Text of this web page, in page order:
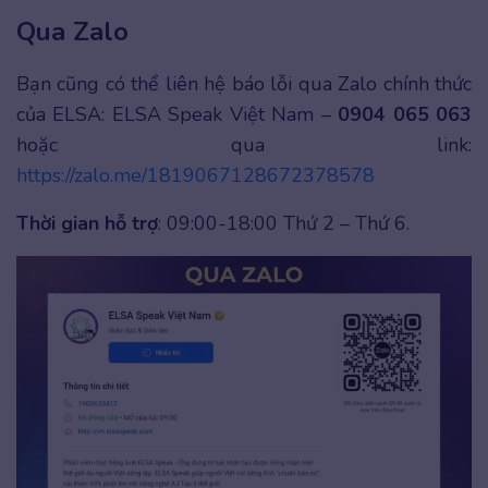
Qua Zalo
Bạn cũng có thể liên hệ báo lỗi qua Zalo chính thức
của ELSA: ELSA Speak Việt Nam – 0904 065 063
hoặc qua link:
https://zalo.me/1819067128672378578
Thời gian hỗ trợ: 09:00-18:00 Thứ 2 – Thứ 6.